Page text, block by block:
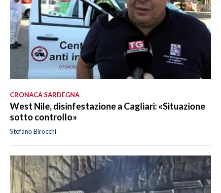
CRONACA SARDEGNA
West Nile, disinfestazione a Cagliari: «Situazione
sotto controllo»
Stefano Birocchi